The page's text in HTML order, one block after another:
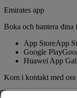
Emirates app
Boka och hantera dina
App StoreApp
Google Play
Huawei App
Kom i kontakt med oss